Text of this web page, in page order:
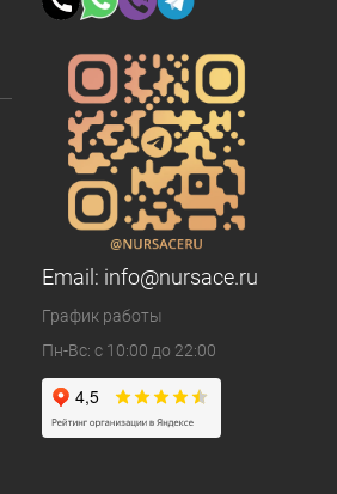
Email: info@nursace.ru
График работы
Пн-Вс: с 10:00 до 22:00